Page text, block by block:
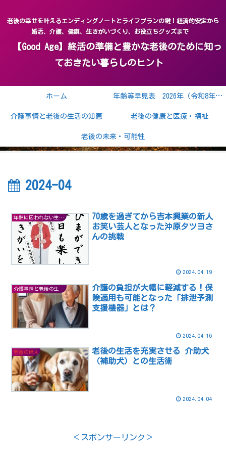
老後の幸せを叶えるエンディングノートとライフプランの鍵！経済的安定から
婚活、介護、健康、生きがいづくり、お役立ちグッズまで
【Good Age】終活の準備と豊かな老後のために知っ
ておきたい暮らしのヒント
ホーム 年齢等早見表 2026年（令和8年） 2027年（令和9年）
介護事情と老後の生活の知恵 老後の健康と医療・福祉
老後の未来・可能性
2024-04
年齢に囚われない生き方
70歳を過ぎてから吉本興業の新人
お笑い芸人となった沖原タツヨさ
んの挑戦
2024.04.19
介護事情と老後の生活の知恵
介護の負担が大幅に軽減する！保
険適用も可能となった「排泄予測
支援機器」とは？
2024.04.16
老後の備え
老後の生活を充実させる 介助犬
（補助犬）との生活術
2024.04.04
＜スポンサーリンク＞